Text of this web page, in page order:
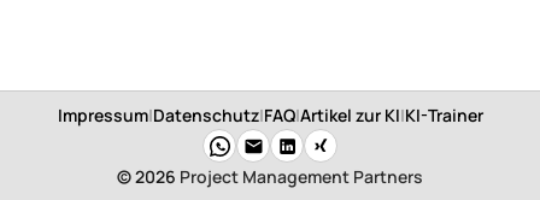
Impressum|Datenschutz|FAQ|Artikel zur KI|KI-Trainer
© 2026 Project Management Partners